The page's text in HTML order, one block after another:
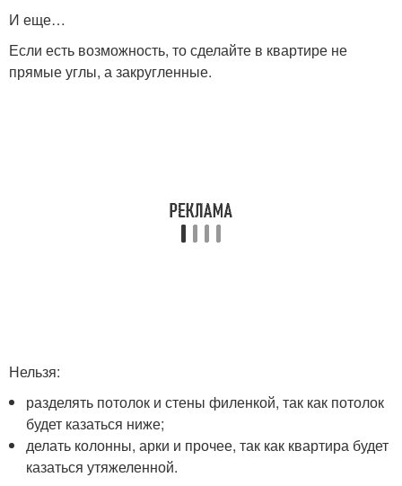
И еще…
Если есть возможность, то сделайте в квартире не
прямые углы, а закругленные.
Нельзя:
разделять потолок и стены филенкой, так как потолок
будет казаться ниже;
делать колонны, арки и прочее, так как квартира будет
казаться утяжеленной.